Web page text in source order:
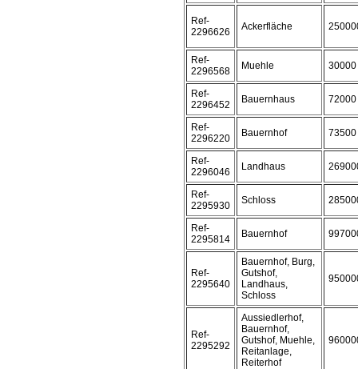
Ref-
2296626
Ackerfläche
Ref-
2296568
Muehle 30000
Ref-
2296452
Bauernhaus 72000
Ref-
2296220
Bauernhof 73500
Ref-
2296046
Landhaus
Ref-
2295930
Schloss
Ref-
2295814
Bauernhof
Ref-
2295640
Bauernhof, Burg,
Gutshof,
Landhaus,
Schloss
Ref-
2295292
Aussiedlerhof,
Bauernhof,
Gutshof, Muehle,
Reitanlage,
Reiterhof